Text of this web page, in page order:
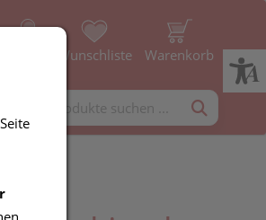
Wunschliste Warenkorb